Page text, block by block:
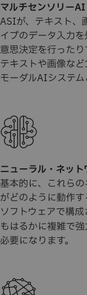
マルチセンソリーAI
ASIが、テキスト、
イプのデータ入力
意思決定を行ったり
テキストや画像な
モーダルAIシステム
ニューラル・ネット
基本的に、これら
がどのように動作
ソフトウェアで構
もはるかに複雑で
必要になります。